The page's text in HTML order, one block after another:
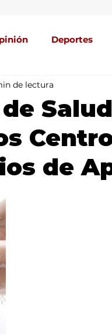
Deportes
Portada 2
de
de lectura